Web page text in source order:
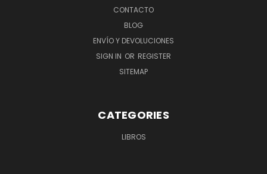
CONTACTO
BLOG
ENVÍO Y DEVOLUCIONES
SIGN IN OR REGISTER
SITEMAP
CATEGORIES
LIBROS